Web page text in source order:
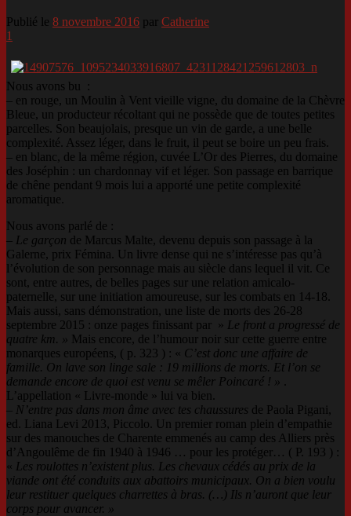
Publié le 8 novembre 2016 par Catherine
1
Nous avons bu :
– en rouge, un Moulin à Vent vieille vigne, du domaine de la Chèvre
Bleue, un producteur récoltant qui ne possède que de toutes petites
parcelles. Son beaujolais, presque un vin de garde, a une belle
complexité. Assez léger, dans le fruit, il peut se boire un peu frais.
– en blanc, de la même région, cuvée L’Or des Pierres, du domaine
des Joséphin : un chardonnay vif et léger. Son passage en barrique
de chêne pendant 9 mois lui a apporté une petite complexité
aromatique.
Nous avons parlé de :
– Le garçon de Marcus Malte, devenu depuis son passage à la
Galerne, prix Fémina. Un livre dense qui ne s’intéresse pas qu’à
l’évolution de son personnage mais au siècle dans lequel il vit. Ce
sont, entre autres, de belles pages sur une relation amicalo-
paternelle, sur une initiation amoureuse, sur les combats en 14-18.
Mais aussi, sans démonstration, une liste de morts des 26-28
septembre 2015 : onze pages finissant par » Le front a progressé de
quatre km. » Mais encore, de l’humour noir sur cette guerre entre
monarques européens, ( p. 323 ) : « C’est donc une affaire de
famille. On lave son linge sale : 19 millions de morts. Et l’on se
demande encore de quoi est venu se mêler Poincaré ! »
L’appellation « Livre-monde » lui va bien.
– N’entre pas dans mon âme avec tes chaussures de Paola Pigani,
ed. Liana Levi 2013, Piccolo. Un premier roman plein d’empathie
sur des manouches de Charente emmenés au camp des Alliers près
d’Angoulême de fin 1940 à 1946 … pour les protéger… ( P. 193 ) :
« Les roulottes n’existent plus. Les chevaux cédés au prix de la
viande ont été conduits aux abattoirs municipaux. On a bien voulu
leur restituer quelques charrettes à bras. (…) Ils n’auront que leur
corps pour avancer. »